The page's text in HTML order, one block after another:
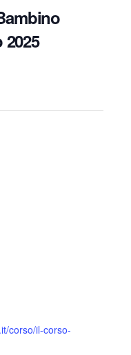
corso/il-corso-